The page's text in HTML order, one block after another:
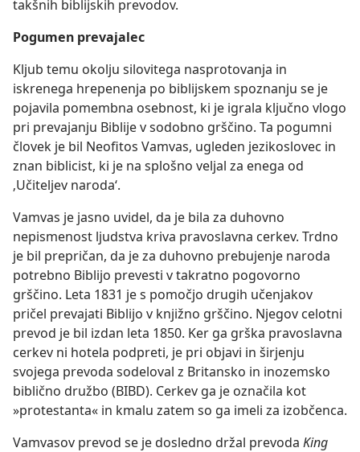
takšnih biblijskih prevodov.
Pogumen prevajalec
Kljub temu okolju silovitega nasprotovanja in
iskrenega hrepenenja po biblijskem spoznanju se je
pojavila pomembna osebnost, ki je igrala ključno vlogo
pri prevajanju Biblije v sodobno grščino. Ta pogumni
človek je bil Neofitos Vamvas, ugleden jezikoslovec in
znan biblicist, ki je na splošno veljal za enega od
‚Učiteljev naroda‘.
Vamvas je jasno uvidel, da je bila za duhovno
nepismenost ljudstva kriva pravoslavna cerkev. Trdno
je bil prepričan, da je za duhovno prebujenje naroda
potrebno Biblijo prevesti v takratno pogovorno
grščino. Leta 1831 je s pomočjo drugih učenjakov
pričel prevajati Biblijo v knjižno grščino. Njegov celotni
prevod je bil izdan leta 1850. Ker ga grška pravoslavna
cerkev ni hotela podpreti, je pri objavi in širjenju
svojega prevoda sodeloval z Britansko in inozemsko
biblično družbo (BIBD). Cerkev ga je označila kot
»protestanta« in kmalu zatem so ga imeli za izobčenca.
Vamvasov prevod se je dosledno držal prevoda King